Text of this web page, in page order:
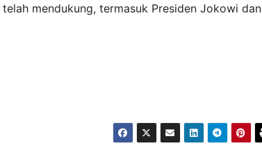
mendukung, termasuk Presiden Jokowi dan